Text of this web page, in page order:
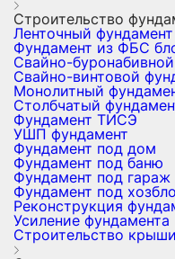
Строительство
Ленточный фундамент
Фундамент из ФБС
Свайно-
Свайно-винтовой
Монолитный
Столбчатый
Фундамент ТИСЭ
УШП фундамент
Фундамент под дом
Фундамент под баню
Фундамент под гараж
Фундамент под
Реконструкция
Усиление фундамента
Строительство крыши